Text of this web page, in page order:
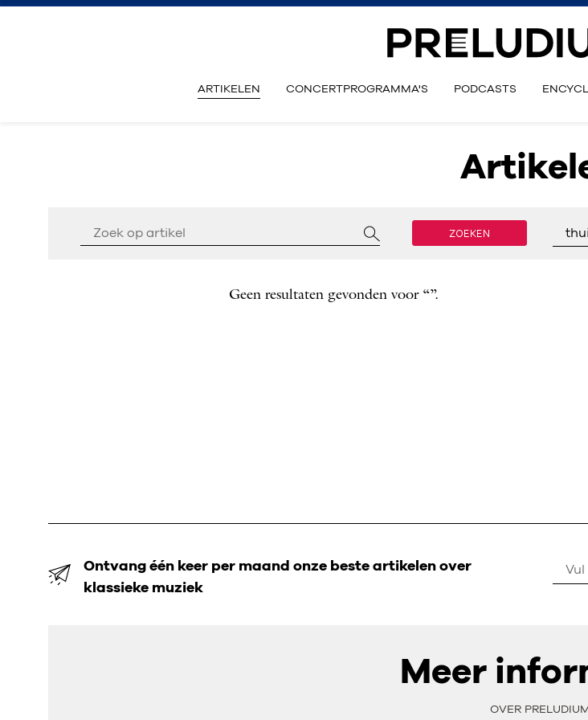
ARTIKELEN CONCERTPROGRAMMA'S PODCASTS
ZOEKEN
Geen resultaten gevonden voor “”.
Ontvang één keer per maand onze beste artikelen over
klassieke muziek
Meer
OVER PRELUDIUM